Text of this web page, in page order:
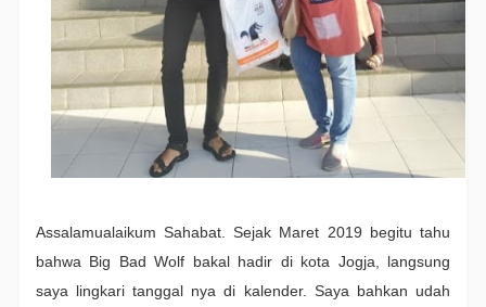
Assalamualaikum Sahabat. Sejak Maret 2019 begitu tahu
bahwa Big Bad Wolf bakal hadir di kota Jogja, langsung
saya lingkari tanggal nya di kalender. Saya bahkan udah